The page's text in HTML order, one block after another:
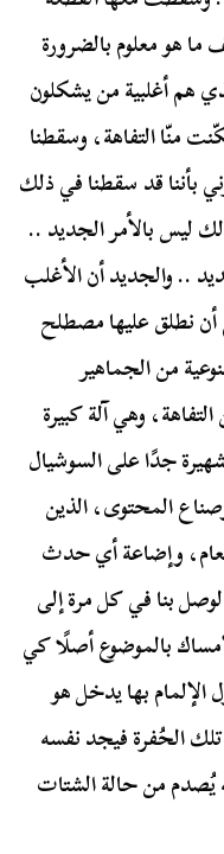
ما هو معلوم بالضرورة
هم أغلبية من يشكلون
منّا التفاهة، وسقطنا
بأننا قد سقطنا في ذلك
ليس بالأمر الجديد ..
.. والجديد أن الأغلب
أن نطلق عليها مصطلح
من الجماهير
وهي آلة كبيرة
جدًا على السوشيال
المحتوى، الذين
وإضاعة أي حدث
بنا في كل مرة إلى
بالموضوع أصلًا كي
بها يدخل هو
الحُفرة فيجد نفسه
يُصدم من حالة الشتات